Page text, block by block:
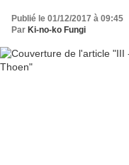
Publié le 01/12/2017 à 09:45
Par Ki-no-ko Fungi